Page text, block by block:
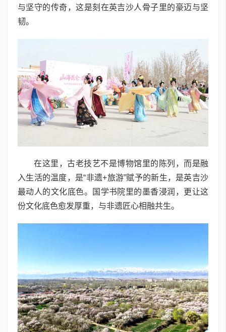
与坚守的传奇，这是刻在英吉沙人骨子里的豪迈与坚
韧。
在这里，古老技艺不是博物馆里的陈列，而是融
入生活的温度，是“非遗+旅游”赋予的新生，是英吉沙
最动人的文化底色。国学书院里的墨香浸润，更让这
份文化底色愈发厚重，与非遗匠心相融共生。